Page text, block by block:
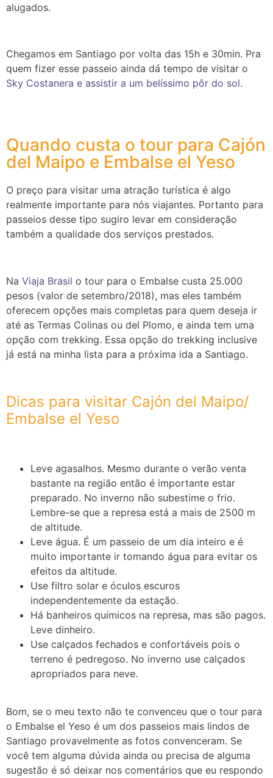
alugados.
Chegamos em Santiago por volta das 15h e 30min. Pra
quem fizer esse passeio ainda dá tempo de visitar o
Sky Costanera e assistir a um belíssimo pôr do sol.
Quando custa o tour para Cajón
del Maipo e Embalse el Yeso
O preço para visitar uma atração turística é algo
realmente importante para nós viajantes. Portanto para
passeios desse tipo sugiro levar em consideração
também a qualidade dos serviços prestados.
Na Viaja Brasil o tour para o Embalse custa 25.000
pesos (valor de setembro/2018), mas eles também
oferecem opções mais completas para quem deseja ir
até as Termas Colinas ou del Plomo, e ainda tem uma
opção com trekking. Essa opção do trekking inclusive
já está na minha lista para a próxima ida a Santiago.
Dicas para visitar Cajón del Maipo/
Embalse el Yeso
Leve agasalhos. Mesmo durante o verão venta
bastante na região então é importante estar
preparado. No inverno não subestime o frio.
Lembre-se que a represa está a mais de 2500 m
de altitude.
Leve água. É um passeio de um dia inteiro e é
muito importante ir tomando água para evitar os
efeitos da altitude.
Use filtro solar e óculos escuros
independentemente da estação.
Há banheiros químicos na represa, mas são pagos.
Leve dinheiro.
Use calçados fechados e confortáveis pois o
terreno é pedregoso. No inverno use calçados
apropriados para neve.
Bom, se o meu texto não te convenceu que o tour para
o Embalse el Yeso é um dos passeios mais lindos de
Santiago provavelmente as fotos convenceram. Se
você tem alguma dúvida ainda ou precisa de alguma
sugestão é só deixar nos comentários que eu respondo